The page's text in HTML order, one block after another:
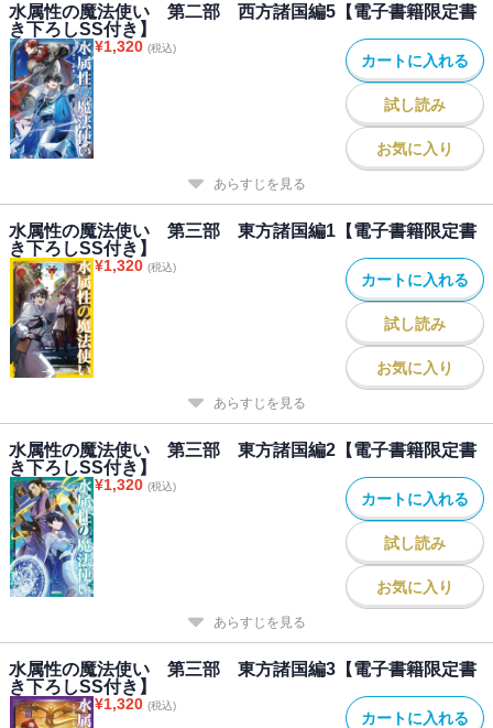
水属性の魔法使い 第二部 西方諸国編5【電子書籍限定書
き下ろしSS付き】
¥1,320 (税込)
カートに入れる
試し読み
お気に入り
あらすじを見る
水属性の魔法使い 第三部 東方諸国編1【電子書籍限定書
き下ろしSS付き】
¥1,320 (税込)
カートに入れる
試し読み
お気に入り
あらすじを見る
水属性の魔法使い 第三部 東方諸国編2【電子書籍限定書
き下ろしSS付き】
¥1,320 (税込)
カートに入れる
試し読み
お気に入り
あらすじを見る
水属性の魔法使い 第三部 東方諸国編3【電子書籍限定書
き下ろしSS付き】
¥1,320 (税込)
カートに入れる